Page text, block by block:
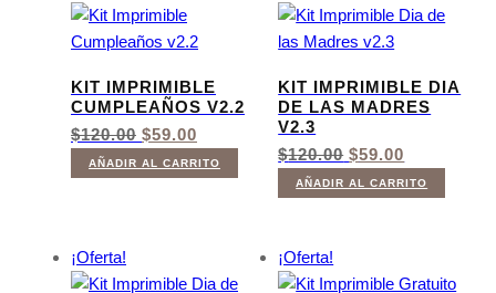
KIT IMPRIMIBLE
CUMPLEAÑOS V2.2
$120.00 EL
PRECIO
ORIGINAL
$59.00
PRECIO
ACTUAL
AÑADIR AL CARRITO
KIT IMPRIMIBLE DIA
DE LAS MADRES
V2.3
$120.00 EL
PRECIO
ORIGINAL
$59.00
PRECIO
ACTUAL
AÑADIR AL CARRITO
¡Oferta! ¡Oferta!